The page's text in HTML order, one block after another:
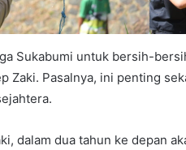
Sukabumi untuk bersih-
Zaki. Pasalnya, ini penting
dalam dua tahun ke depan